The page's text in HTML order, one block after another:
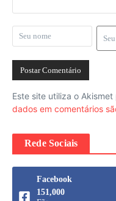
Este site utiliza o
dados em comentários
Rede Sociais
Facebook
151,000